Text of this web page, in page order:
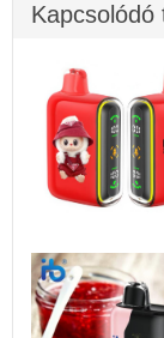
Kapcsolódó